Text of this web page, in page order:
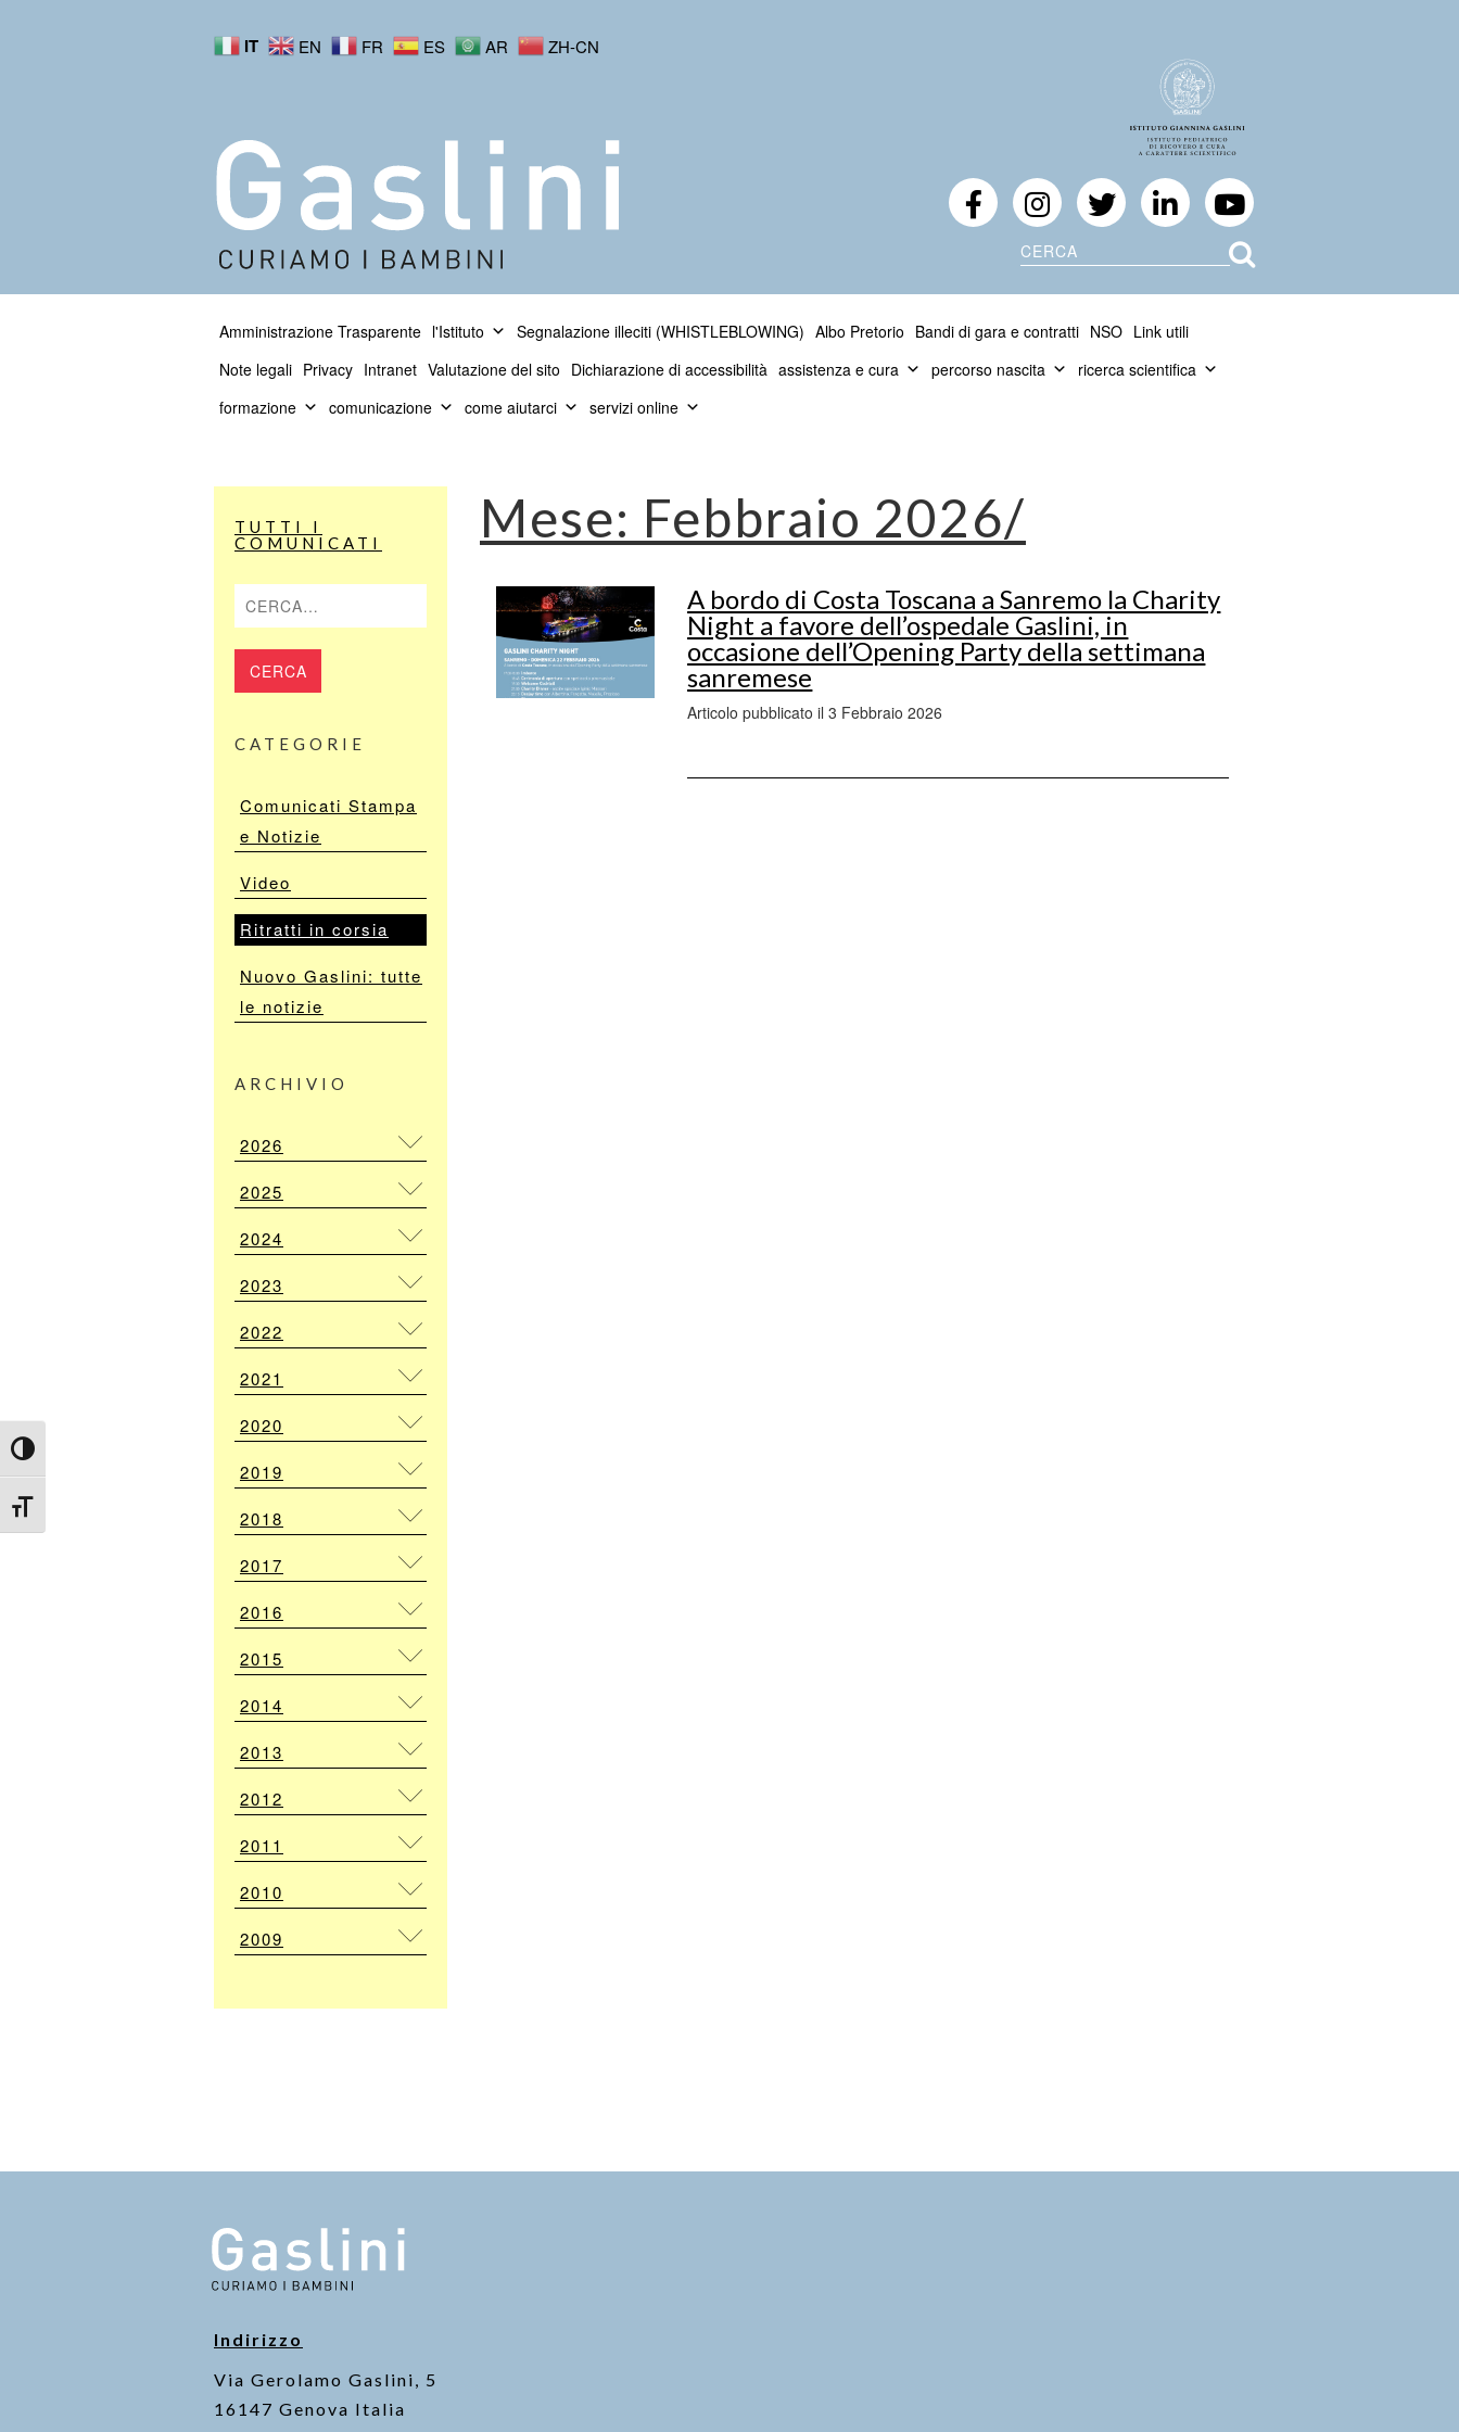
Attiva/disattiva alto contrasto
Attiva/disattiva dimensione testo
IT EN FR ES AR ZH-CN
Cerca
Amministrazione Trasparente l'Istituto Segnalazione illeciti (WHISTLEBLOWING) Albo Pretorio Bandi di gara e contratti NSO Link utili
Note legali Privacy Intranet Valutazione del sito Dichiarazione di accessibilità assistenza e cura percorso nascita
ricerca scientifica
formazione
comunicazione come aiutarci servizi online
TUTTI I
COMUNICATI
CATEGORIE
Comunicati Stampa
e Notizie
Video
Ritratti in corsia
Nuovo Gaslini: tutte
le notizie
ARCHIVIO
2026
2025
2024
2023
2022
2021
2020
2019
2018
2017
2016
2015
2014
2013
2012
2011
2010
2009
Mese: Febbraio 2026/
A bordo di Costa Toscana a Sanremo la Charity
Night a favore dell’ospedale Gaslini, in
occasione dell’Opening Party della settimana
sanremese
Articolo pubblicato il 3 Febbraio 2026
Indirizzo
Via Gerolamo Gaslini, 5
16147 Genova Italia